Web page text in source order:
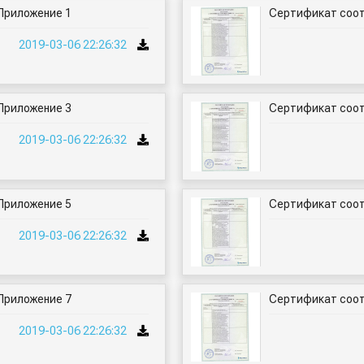
1
2019-03-06 22:26:32
Сертификат
3
2019-03-06 22:26:32
Сертификат
5
2019-03-06 22:26:32
Сертификат
7
2019-03-06 22:26:32
Сертификат